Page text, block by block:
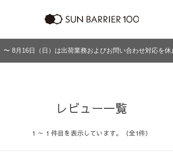
〜 8月16日（日）は出荷業務およびお問い合わせ対応を
レビュー一覧
1 ～ 1 件目を表示しています。（全1件）